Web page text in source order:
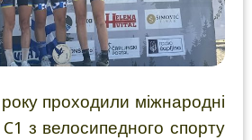
проходили міжнародні
з велосипедного спорту